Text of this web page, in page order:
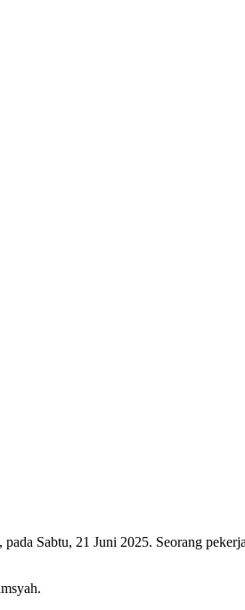
Sabtu, 21 Juni 2025. Seorang